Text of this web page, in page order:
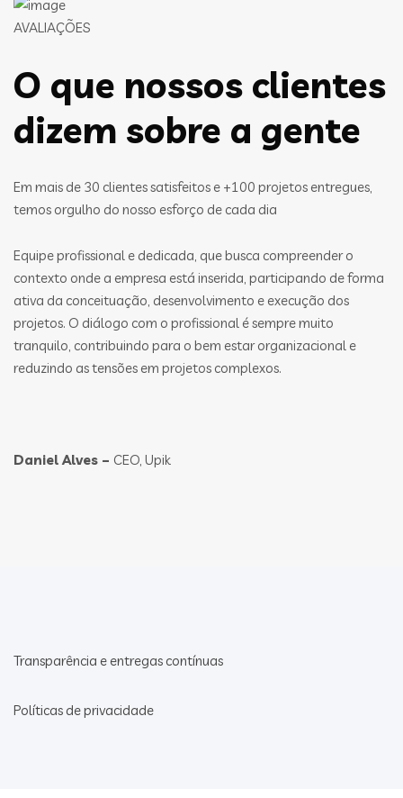
AVALIAÇÕES
O que nossos clientes
dizem sobre a gente
Em mais de 30 clientes satisfeitos e +100 projetos entregues,
temos orgulho do nosso esforço de cada dia
Equipe profissional e dedicada, que busca compreender o
contexto onde a empresa está inserida, participando de forma
ativa da conceituação, desenvolvimento e execução dos
projetos. O diálogo com o profissional é sempre muito
tranquilo, contribuindo para o bem estar organizacional e
reduzindo as tensões em projetos complexos.
Daniel Alves – CEO, Upik
Transparência e entregas contínuas
Políticas de privacidade